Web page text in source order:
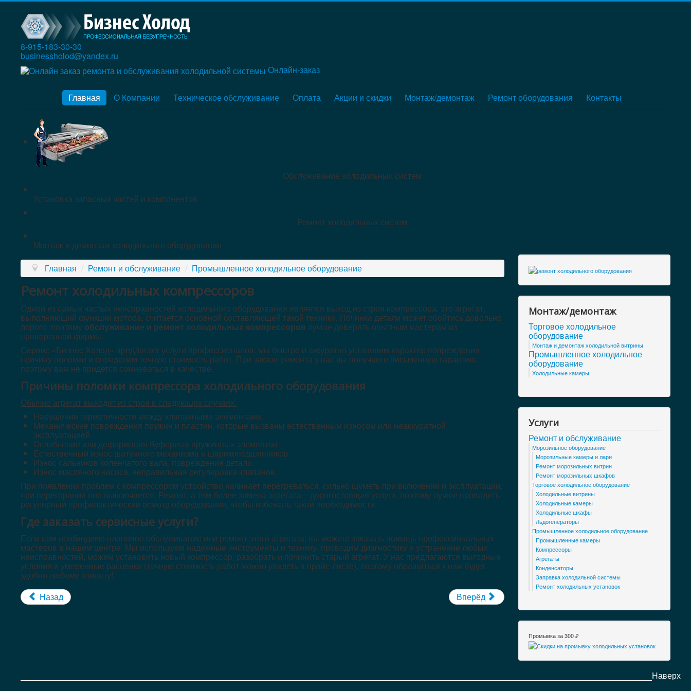
8-915-183-30-30
businessholod@yandex.ru
Онлайн-заказ
Главная О Компании Техническое обслуживание Оплата Акции и скидки Монтаж/демонтаж Ремонт оборудования Контакты
Обслуживание холодильных систем
Установка запасных частей и компонентов
Ремонт холодильных систем
Монтаж и демонтаж холодильного оборудования
Главная / Ремонт и обслуживание / Промышленное холодильное оборудование
Ремонт холодильных компрессоров
Одной из самых частых неисправностей холодильного оборудования является выход из строя компрессора: это агрегат,
выполняющий функции мотора, считается основной составляющей такой техники. Починка детали может обойтись довольно
дорого, поэтому обслуживание и ремонт холодильных компрессоров лучше доверять опытным мастерам из
проверенной фирмы.
Сервис «Бизнес Холод» предлагает услуги профессионалов: мы быстро и аккуратно установим характер повреждения,
причину поломки и определим точную стоимость работ. При заказе ремонта у нас вы получаете письменную гарантию,
поэтому вам не придется сомневаться в качестве.
Причины поломки компрессора холодильного оборудования
Обычно агрегат выходит из строя в следующих случаях:
Нарушение герметичности между клапанными элементами.
Механические повреждения пружин и пластин, которые вызваны естественным износом или неаккуратной
эксплуатацией.
Ослабление или деформация буферных пружинных элементов.
Естественный износ шатунного механизма и шарикоподшипников.
Износ сальников коленчатого вала, повреждения детали.
Износ масляного насоса, неправильная регулировка клапанов.
При появлении проблем с компрессором устройство начинает перегреваться, сильно шуметь при включении и эксплуатации,
при перегорании оно выключается. Ремонт, а тем более замена агрегата – дорогостоящая услуга, поэтому лучше проводить
регулярный профилактический осмотр оборудования, чтобы избежать такой необходимости.
Где заказать сервисные услуги?
Если вам необходимо плановое обслуживание или ремонт этого агрегата, вы можете заказать помощь профессиональных
мастеров в нашем центре. Мы используем надежные инструменты и технику, проводим диагностику и устранение любых
неисправностей, можем установить новый компрессор, разобрать и починить старый агрегат. У нас предлагаются выгодные
условия и умеренные расценки (точную стоимость работ можно увидеть в прайс-листе), поэтому обращаться к нам будет
удобно любому клиенту!
Назад
Вперёд
Монтаж/демонтаж
Торговое холодильное
оборудование
Монтаж и демонтаж холодильной витрины
Промышленное холодильное
оборудование
Холодильные камеры
Услуги
Ремонт и обслуживание
Морозильное оборудование
Морозильные камеры и лари
Ремонт морозильных витрин
Ремонт морозильных шкафов
Торговое холодильное оборудование
Холодильные витрины
Холодильные камеры
Холодильные шкафы
Льдогенераторы
Промышленное холодильное оборудование
Промышленные камеры
Компрессоры
Агрегаты
Конденсаторы
Заправка холодильной системы
Ремонт холодильных установок
Промывка за 300 ₽
Наверх